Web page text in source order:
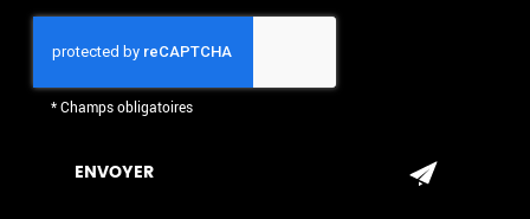
*Champs obligatoires